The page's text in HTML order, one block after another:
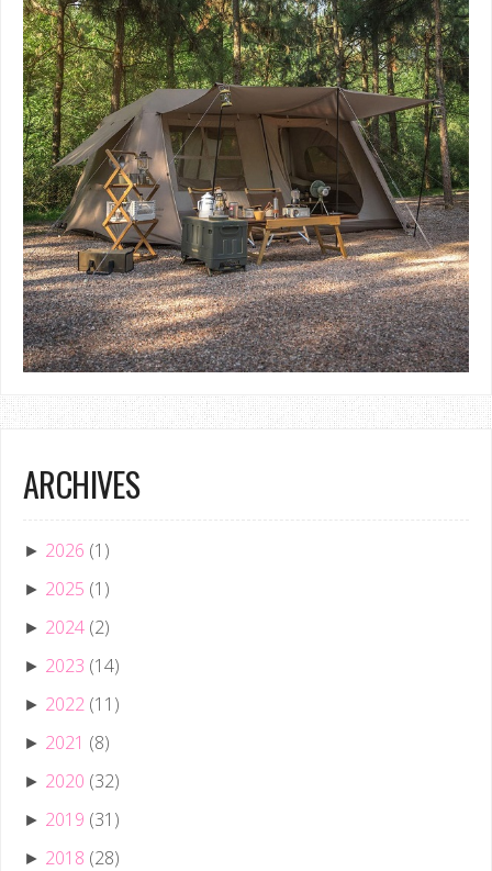
ARCHIVES
► 2026 (1)
► 2025 (1)
► 2024 (2)
► 2023 (14)
► 2022 (11)
► 2021 (8)
► 2020 (32)
► 2019 (31)
► 2018 (28)